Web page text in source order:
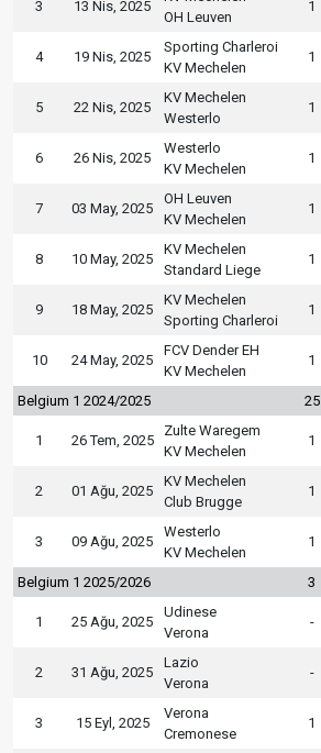
3 13 Nis, 2025
OH Leuven
1
4 19 Nis, 2025
Sporting Charleroi
KV Mechelen
1
5 22 Nis, 2025
KV Mechelen
Westerlo
1
6 26 Nis, 2025
Westerlo
KV Mechelen
1
7 03 May, 2025
OH Leuven
KV Mechelen
1
8 10 May, 2025
KV Mechelen
Standard Liege
1
9 18 May, 2025
KV Mechelen
Sporting Charleroi
1
10 24 May, 2025
FCV Dender EH
KV Mechelen
1
Belgium 1 2024/2025 25
1 26 Tem, 2025
Zulte Waregem
KV Mechelen
1
2 01 Ağu, 2025
KV Mechelen
Club Brugge
1
3 09 Ağu, 2025
Westerlo
KV Mechelen
1
Belgium 1 2025/2026 3
1 25 Ağu, 2025
Udinese
Verona
-
2 31 Ağu, 2025
Lazio
Verona
-
3 15 Eyl, 2025
Verona
Cremonese
1